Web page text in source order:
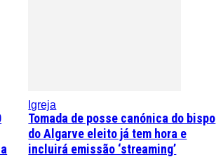
Igreja
Tomada de posse canónica do bispo
do Algarve eleito já tem hora e
incluirá emissão ‘streaming’